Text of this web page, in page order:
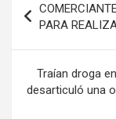
de
entradas
PARA
Traían droga
desarticuló una